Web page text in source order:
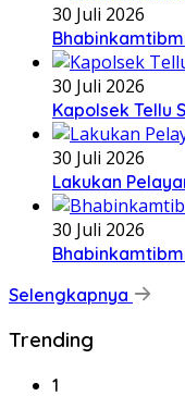
30 Juli 2026
30 Juli 2026
Kapolsek Tellu
30 Juli 2026
Lakukan
30 Juli 2026
Selengkapnya
Trending
1